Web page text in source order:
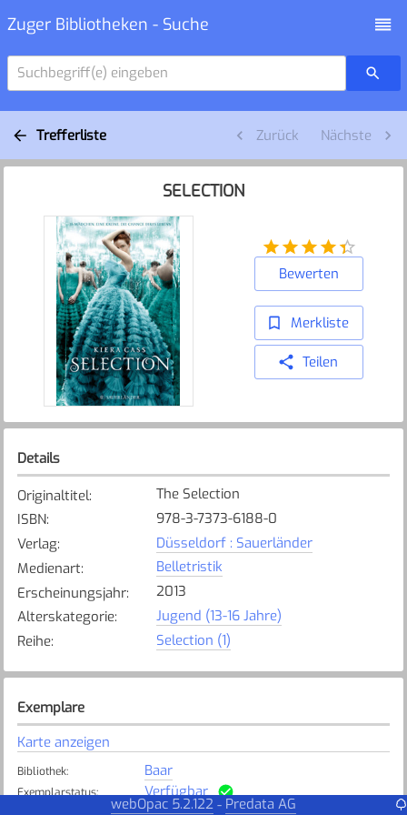
Zuger Bibliotheken - Suche
Suchbegriff(e) eingeben
Trefferliste Zurück Nächste
SELECTION
Bewerten
Merkliste
Teilen
Details
Originaltitel:
The Selection
ISBN:
978-3-7373-6188-0
Verlag:
Düsseldorf : Sauerländer
Medienart:
Belletristik
Erscheinungsjahr:
2013
Alterskategorie:
Jugend (13-16 Jahre)
Reihe: Selection (1)
Exemplare
Karte anzeigen
Bibliothek: Baar
Exemplarstatus: Verfügbar
webOpac 5.2.122 - Predata AG